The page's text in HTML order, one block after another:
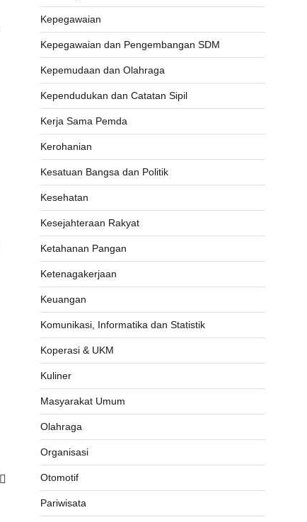
Kepegawaian
Kepegawaian dan Pengembangan SDM
Kepemudaan dan Olahraga
Kependudukan dan Catatan Sipil
Kerja Sama Pemda
Kerohanian
Kesatuan Bangsa dan Politik
Kesehatan
Kesejahteraan Rakyat
Ketahanan Pangan
Ketenagakerjaan
Keuangan
Komunikasi, Informatika dan Statistik
Koperasi & UKM
Kuliner
Masyarakat Umum
Olahraga
Organisasi
Otomotif
Pariwisata